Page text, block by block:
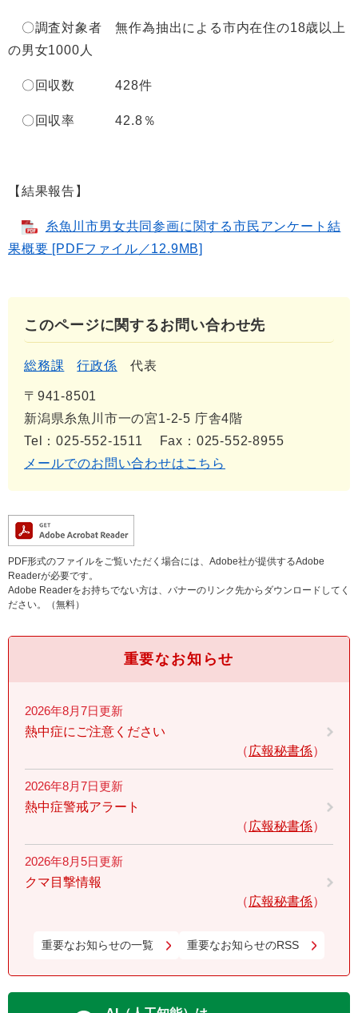
〇調査対象者 無作為抽出による市内在住の18歳以上
の男女1000人
〇回収数 428件
〇回収率 42.8％
【結果報告】
糸魚川市男女共同参画に関する市民アンケート結
果概要 [PDFファイル／12.9MB]
このページに関するお問い合わせ先
総務課 行政係 代表
〒941-8501
新潟県糸魚川市一の宮1-2-5 庁舎4階
Tel：025-552-1511
Fax：025-552-8955
メールでのお問い合わせはこちら
PDF形式のファイルをご覧いただく場合には、Adobe社が提供するAdobe
Readerが必要です。
Adobe Readerをお持ちでない方は、バナーのリンク先からダウンロードしてく
ださい。（無料）
重要なお知らせ
2026年8月7日更新
熱中症にご注意ください
広報秘書係
2026年8月7日更新
熱中症警戒アラート
広報秘書係
2026年8月5日更新
クマ目撃情報
広報秘書係
重要なお知らせの一覧 重要なお知らせのRSS